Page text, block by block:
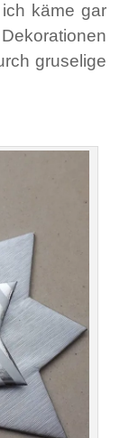
käme gar
gruselige